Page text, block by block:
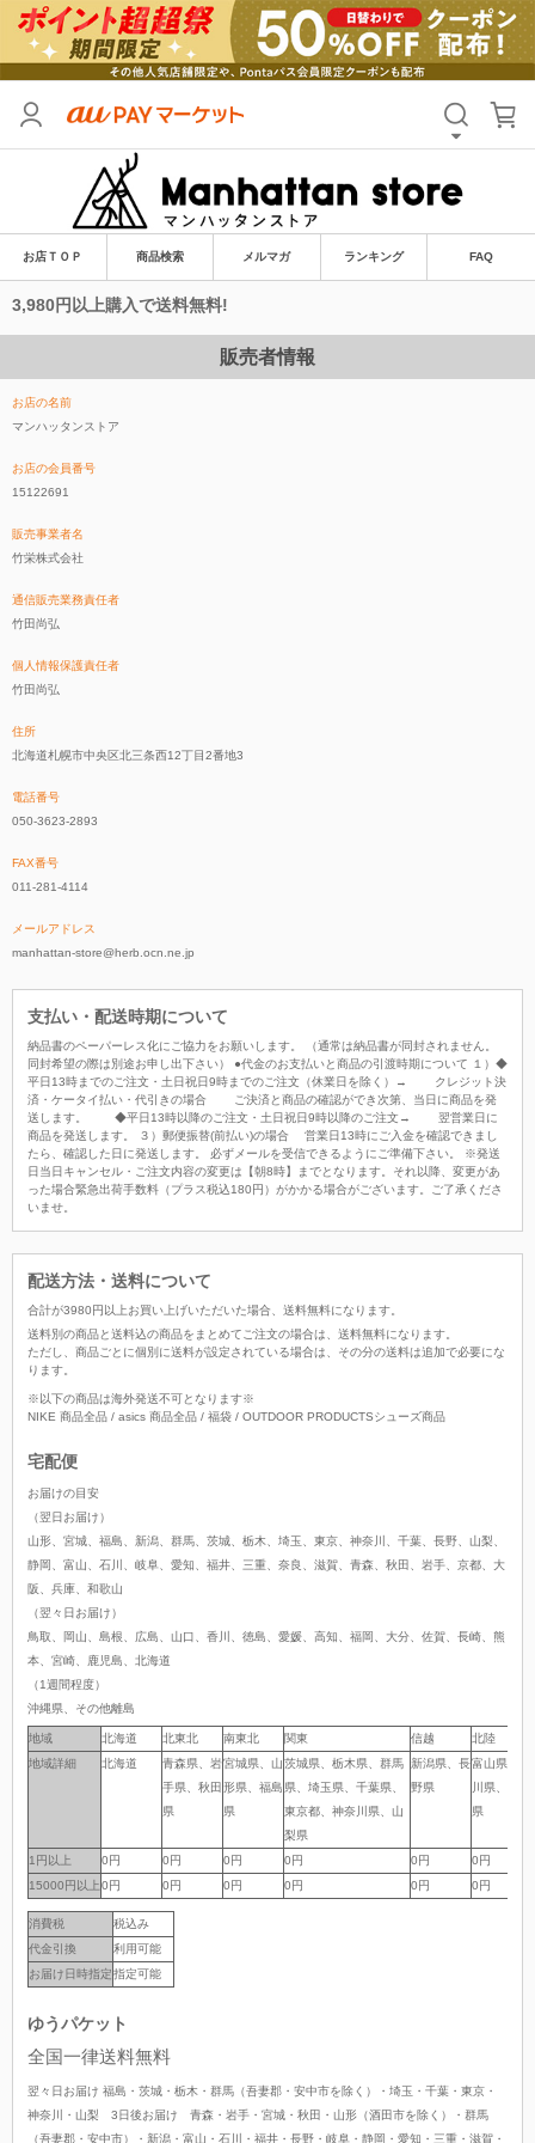
お店ＴＯＰ 商品検索 メルマガ ランキング FAQ
3,980円以上購入で送料無料!
販売者情報
お店の名前
マンハッタンストア
お店の会員番号
15122691
販売事業者名
竹栄株式会社
通信販売業務責任者
竹田尚弘
個人情報保護責任者
竹田尚弘
住所
北海道札幌市中央区北三条西12丁目2番地3
電話番号
050-3623-2893
FAX番号
011-281-4114
メールアドレス
manhattan-store@herb.ocn.ne.jp
支払い・配送時期について
納品書のペーパーレス化にご協力をお願いします。 （通常は納品書が同封されません。
同封希望の際は別途お申し出下さい） ●代金のお支払いと商品の引渡時期について １）◆
平日13時までのご注文・土日祝日9時までのご注文（休業日を除く）→ クレジット決
済・ケータイ払い・代引きの場合 ご決済と商品の確認ができ次第、当日に商品を発
送します。 ◆平日13時以降のご注文・土日祝日9時以降のご注文→ 翌営業日に
商品を発送します。 ３）郵便振替(前払い)の場合 営業日13時にご入金を確認できまし
たら、確認した日に発送します。 必ずメールを受信できるようにご準備下さい。 ※発送
日当日キャンセル・ご注文内容の変更は【朝8時】までとなります。それ以降、変更があ
った場合緊急出荷手数料（プラス税込180円）がかかる場合がございます。ご了承くださ
いませ。
配送方法・送料について
合計が3980円以上お買い上げいただいた場合、 送料無料になります。
送料別の商品と送料込の商品をまとめてご注文の場合は、送料無料になります。
ただし、商品ごとに個別に送料が設定されている場合は、その分の送料は追加で必要にな
ります。
※以下の商品は海外発送不可となります※
NIKE 商品全品 / asics 商品全品 / 福袋 / OUTDOOR PRODUCTSシューズ商品
宅配便
お届けの目安
（翌日お届け）
山形、宮城、福島、新潟、群馬、茨城、栃木、埼玉、東京、神奈川、千葉、長野、山梨、
静岡、富山、石川、岐阜、愛知、福井、三重、奈良、滋賀、青森、秋田、岩手、京都、大
阪、兵庫、和歌山
（翌々日お届け）
鳥取、岡山、島根、広島、山口、香川、徳島、愛媛、高知、福岡、大分、佐賀、長崎、熊
本、宮崎、鹿児島、北海道
（1週間程度）
沖縄県、その他離島
地域 北海道 北東北 南東北 関東 信越 北陸
地域詳細
北海道
青森県、岩
手県、秋田
県
宮城県、山
形県、福島
県
茨城県、栃木県、群馬
県、埼玉県、千葉県、
東京都、神奈川県、山
梨県
新潟県、長
野県
富山県、石
川県、福井
県
1円以上 0円 0円 0円 0円 0円 0円
15000円以上0円 0円 0円 0円 0円 0円
地域
地域詳細
1円以上
15000円以上
消費税
税込み
代金引換
利用可能
お届け日時指定指定可能
ゆうパケット
全国一律送料無料
翌々日お届け 福島・茨城・栃木・群馬（吾妻郡・安中市を除く）・埼玉・千葉・東京・
神奈川・山梨 3日後お届け 青森・岩手・宮城・秋田・山形（酒田市を除く）・群馬
（吾妻郡・安中市）・新潟・富山・石川・福井・長野・岐阜・静岡・愛知・三重・滋賀・